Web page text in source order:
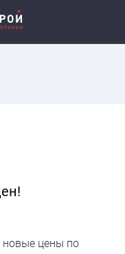
новые цены по